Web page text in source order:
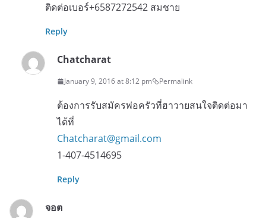
ติดต่อเบอร์+6587272542 สมชาย
Reply
Chatcharat
January 9, 2016 at 8:12 pm Permalink
ต้องการรับสมัครพ่อครัวที่ฮาวายสนใจติดต่อมา
ได้ที่
Chatcharat@gmail.com
1-407-4514695
Reply
จอต